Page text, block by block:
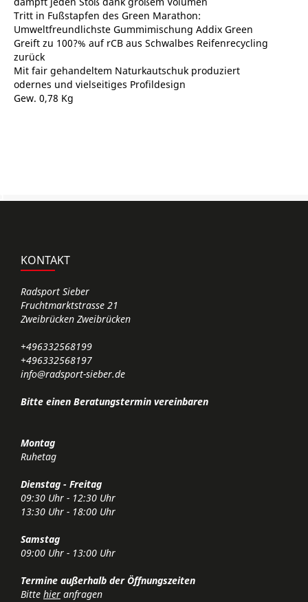
Tritt in Fußstapfen des Green Marathon:
Umweltfreundlichste Gummimischung Addix Green
Greift zu 100?% auf rCB aus Schwalbes Reifenrecycling
zurück
Mit fair gehandeltem Naturkautschuk produziert
odernes und vielseitiges Profildesign
Gew. 0,78 Kg
KONTAKT
Radsport Sieber
Fruchtmarktstrasse 21
Zweibrücken Zweibrücken
+496332568199
+496332568197
info@radsport-sieber.de
Bitte einen Beratungstermin vereinbaren
Montag
Ruhetag
Dienstag - Freitag
09:30 Uhr - 12:30 Uhr
13:30 Uhr - 18:00 Uhr
Samstag
09:00 Uhr - 13:00 Uhr
Termine außerhalb der Öffnungszeiten
Bitte hier anfragen